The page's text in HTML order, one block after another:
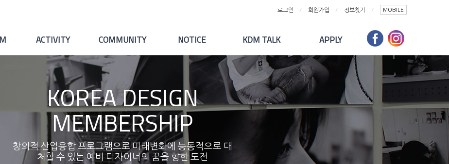
로그인 회원가입 정보찾기 MOBILE
ACTIVITY COMMUNITY NOTICE KDM TALK APPLY
KOREA DESIGN
MEMBERSHIP
창의적 산업융합 프로그램으로 미래변화에 능동적으로 대
처할 수 있는 예비 디자이너의 꿈을 향한 도전